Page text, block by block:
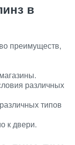
в
преимуществ,
различных
типов
к двери.